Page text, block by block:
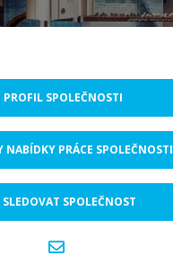
PROFIL SPOLEČNOSTI
NABÍDKY PRÁCE SPOLEČNOSTI
SLEDOVAT SPOLEČNOST